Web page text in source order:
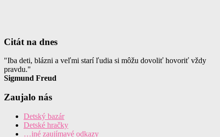
Citát na dnes
"Iba deti, blázni a veľmi starí ľudia si môžu dovoliť hovoriť vždy
pravdu."
Sigmund Freud
Zaujalo nás
Detský bazár
Detské hračky
…iné zaujímavé odkazy